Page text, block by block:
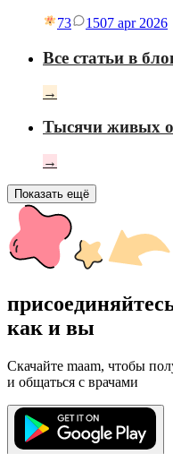
73 1507 apr 2026
Все статьи в
→
Тысячи живых
→
Показать ещё
как и вы
Скачайте maam, чтобы
и общаться с врачами